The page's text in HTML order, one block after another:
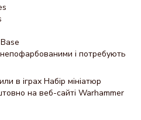
і потребують
в іграх Набір мініатюр
на веб-сайті Warhammer